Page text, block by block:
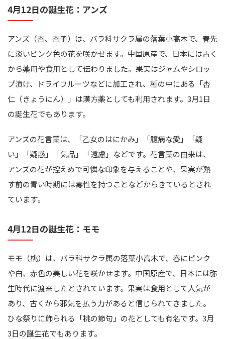
4月12日の誕生花：アンズ
アンズ（杏、杏子）は、バラ科サクラ属の落葉小高木で、春先
に淡いピンク色の花を咲かせます。中国原産で、日本には古く
から薬用や食用として伝わりました。果実はジャムやシロッ
プ漬け、ドライフルーツなどに加工され、種の中にある「杏
仁（きょうにん）」は漢方薬としても利用されます。3月1日
の誕生花でもあります。
アンズの花言葉は、「乙女のはにかみ」「臆病な愛」「疑
い」「疑惑」「気品」「遠慮」などです。花言葉の由来は、
アンズの花が控えめで可憐な印象を与えることや、果実が熟
す前の青い時期には毒性を持つことなどからきているとされ
ています。
4月12日の誕生花：モモ
モモ（桃）は、バラ科サクラ属の落葉小高木で、春にピンク
や白、赤色の美しい花を咲かせます。中国原産で、日本には弥
生時代に渡来したとされています。果実は食用として人気が
あり、古くから邪気を払う力があると信じられてきました。
ひな祭りに飾られる「桃の節句」の花としても有名です。3月
3日の誕生花でもあります。